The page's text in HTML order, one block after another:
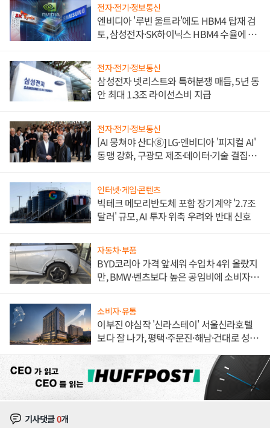
전자·전기·정보통신
엔비디아 '루빈 울트라'에도 HBM4 탑재 검
토, 삼성전자·SK하이닉스 HBM4 수율에 주
전자·전기·정보통신
삼성전자 넷리스트와 특허분쟁 매듭, 5년 동
안 최대 1.3조 라이선스비 지급
전자·전기·정보통신
[AI 뭉쳐야 산다⑧] LG·엔비디아 '피지컬 AI'
동맹 강화, 구광모 제조·데이터·기술 결집
인터넷·게임·콘텐츠
빅테크 메모리반도체 포함 장기계약 '2.7조
달러' 규모, AI 투자 위축 우려와 반대 신호
자동차·부품
BYD코리아 가격 앞세워 수입차 4위 올랐지
만, BMW·벤츠보다 높은 공임비에 소비자
소비자·유통
이부진 야심작 '신라스테이' 서울신라호텔
보다 잘 나가, 평택·주문진·해남·건대로 성
기사댓글0개